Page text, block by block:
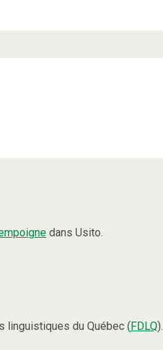
dans Usito.
linguistiques du Québec (FDLQ).